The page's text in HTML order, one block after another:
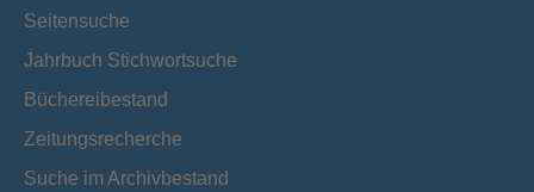
Seitensuche
Jahrbuch Stichwortsuche
Büchereibestand
Zeitungsrecherche
Suche im Archivbestand